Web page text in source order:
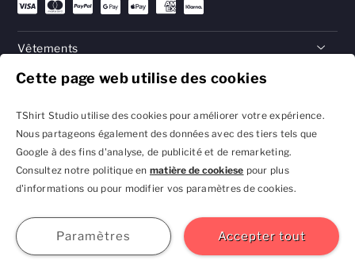
Cette page web utilise des cookies
TShirt Studio utilise des cookies pour améliorer votre expérience.
Nous partageons également des données avec des tiers tels que
Google à des fins d'analyse, de publicité et de remarketing.
Consultez notre politique en matière de cookiese pour plus
d'informations ou pour modifier vos paramètres de cookies.
S'inscrire
Se
connecter
GBP
Vêtements
Cadeaux
Aide
Politique de confidentialité
et réglages des cookies
Conditions générales
contacter@tshirtstudio.fr
2026 TShirt Studio